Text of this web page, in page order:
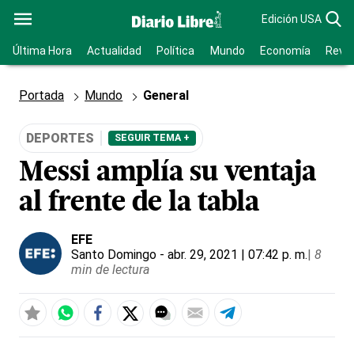
Edición USA
Última Hora Actualidad Política Mundo Economía
Portada Mundo General
DEPORTES SEGUIR TEMA +
Messi amplía su ventaja
al frente de la tabla
EFE
Santo Domingo - abr. 29, 2021 | 07:42 p. m.| 8
min de lectura